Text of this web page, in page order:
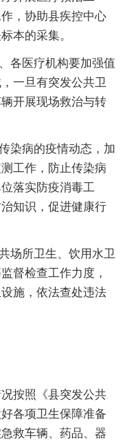
，协助县疾控中心
本的采集。
各医疗机构要加强值
一旦有突发公共卫
开展现场救治与转
染病的疫情动态，加
工作，防止传染病
落实防疫消毒工
知识，促进健康行
场所卫生、饮用水卫
督检查工作力度，
施，依法查处违法
按照《县突发公共
各项卫生保障准备
救车辆、药品、器